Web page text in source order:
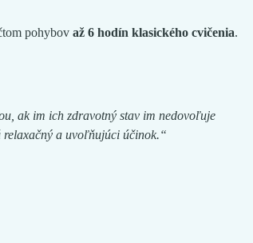
pohybov až 6 hodín klasického cvičenia.
ak im ich zdravotný stav im nedovoľuje
relaxačný a uvoľňujúci účinok.“